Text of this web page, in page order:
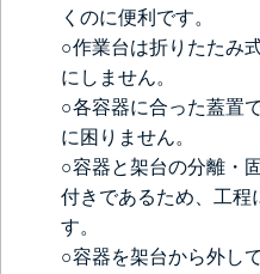
くのに便利です。
○作業台は折りたたみ
にしません。
○各容器に合った蓋置
に困りません。
○容器と架台の分離・
付きであるため、工程
す。
○容器を架台から外し